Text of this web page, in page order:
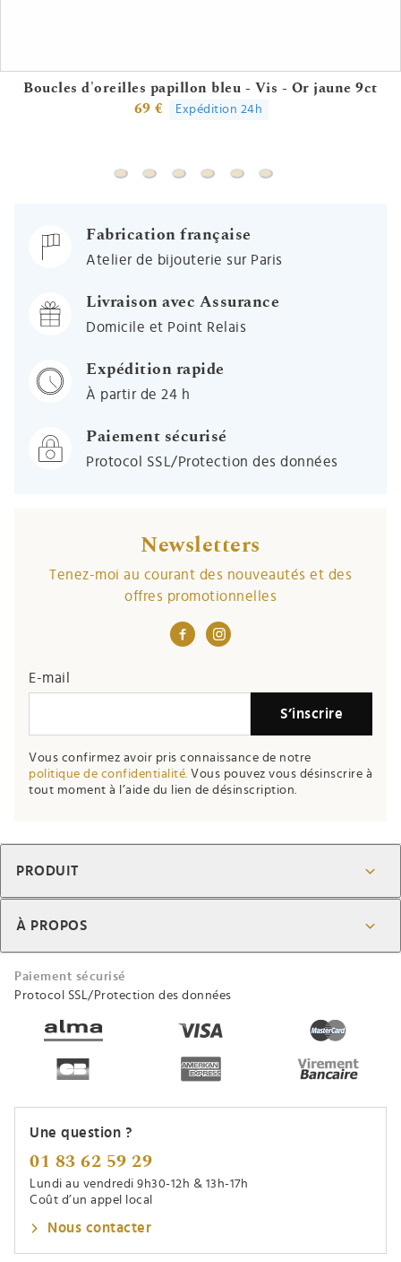
Boucles d'oreilles papillon bleu - Vis - Or jaune 9ct
69 €
Expédition 24h
Fabrication française
Atelier de bijouterie sur Paris
Livraison avec Assurance
Domicile et Point Relais
Expédition rapide
À partir de 24 h
Paiement sécurisé
Protocol SSL/Protection des données
Newsletters
Tenez-moi au courant des nouveautés et des
offres promotionnelles
E-mail
S’inscrire
Vous confirmez avoir pris connaissance de notre
politique de confidentialité. Vous pouvez vous désinscrire à
tout moment à l’aide du lien de désinscription.
PRODUIT
À PROPOS
Paiement sécurisé
Protocol SSL/Protection des données
Une question ?
01 83 62 59 29
Lundi au vendredi 9h30-12h & 13h-17h
Coût d’un appel local
Nous contacter